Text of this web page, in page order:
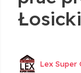
Lex Super